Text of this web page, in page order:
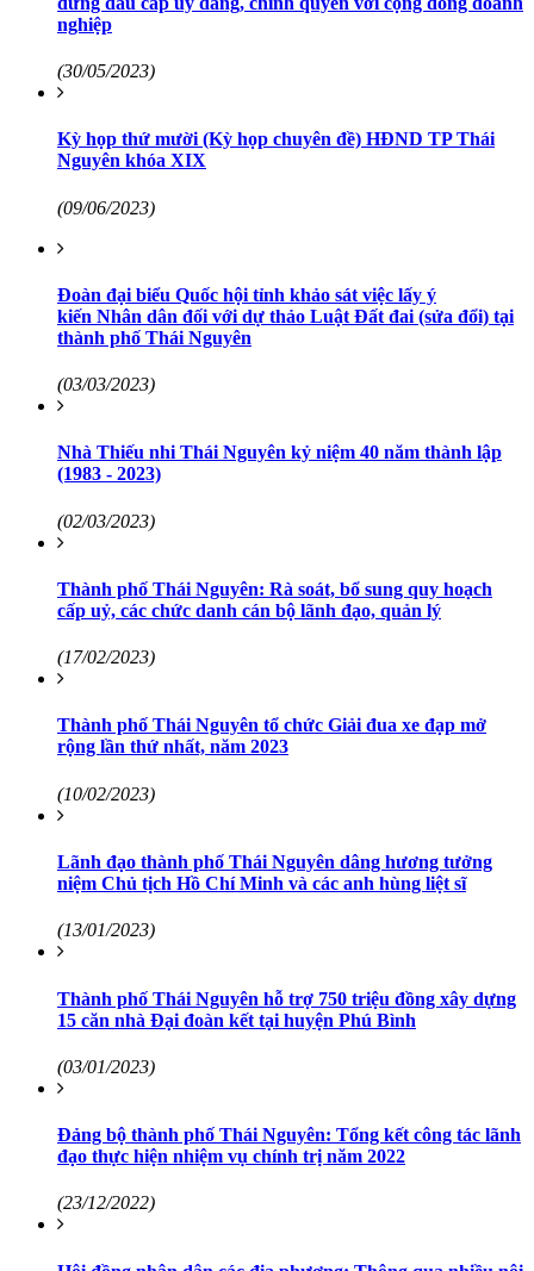
nghiệp
(30/05/2023)
Kỳ họp thứ mười (Kỳ họp chuyên đề) HĐND TP Thái
Nguyên khóa XIX
(09/06/2023)
Đoàn đại biểu Quốc hội tỉnh khảo sát việc lấy ý
kiến Nhân dân đối với dự thảo Luật Đất đai (sửa đổi) tại
thành phố Thái Nguyên
(03/03/2023)
Nhà Thiếu nhi Thái Nguyên kỷ niệm 40 năm thành lập
(1983 - 2023)
(02/03/2023)
Thành phố Thái Nguyên: Rà soát, bổ sung quy hoạch
cấp uỷ, các chức danh cán bộ lãnh đạo, quản lý
(17/02/2023)
Thành phố Thái Nguyên tổ chức Giải đua xe đạp mở
rộng lần thứ nhất, năm 2023
(10/02/2023)
Lãnh đạo thành phố Thái Nguyên dâng hương tưởng
niệm Chủ tịch Hồ Chí Minh và các anh hùng liệt sĩ
(13/01/2023)
Thành phố Thái Nguyên hỗ trợ 750 triệu đồng xây dựng
15 căn nhà Đại đoàn kết tại huyện Phú Bình
(03/01/2023)
Đảng bộ thành phố Thái Nguyên: Tổng kết công tác lãnh
đạo thực hiện nhiệm vụ chính trị năm 2022
(23/12/2022)